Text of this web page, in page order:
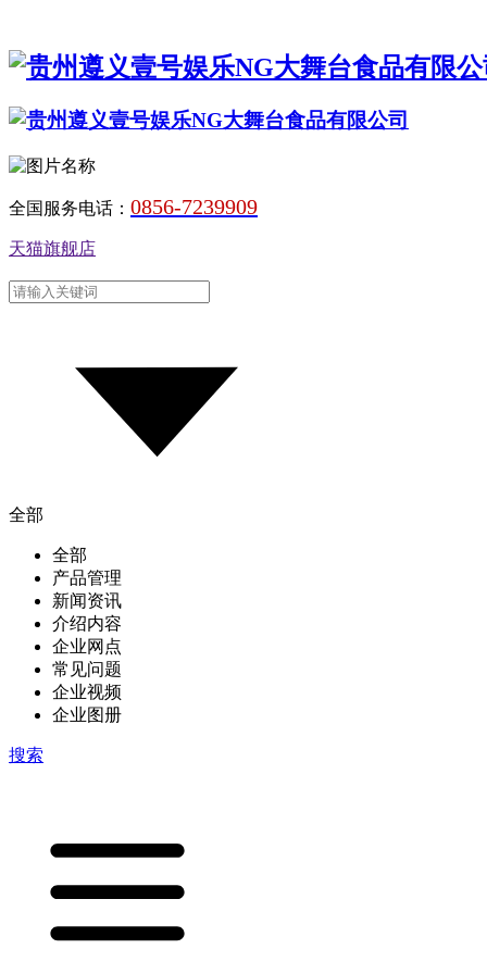
全国服务电话： 0856-7239909
天猫旗舰店
全部
全部
产品管理
新闻资讯
介绍内容
企业网点
常见问题
企业视频
企业图册
搜索